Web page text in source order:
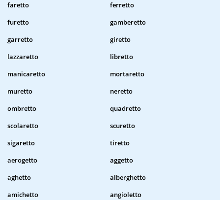
faretto
ferretto
furetto
gamberetto
garretto
giretto
lazzaretto
libretto
manicaretto
mortaretto
muretto
neretto
ombretto
quadretto
scolaretto
scuretto
sigaretto
tiretto
aerogetto
aggetto
aghetto
alberghetto
amichetto
angioletto